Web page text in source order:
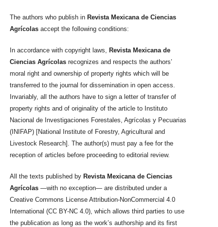
The authors who publish in Revista Mexicana de Ciencias
Agrícolas accept the following conditions:
In accordance with copyright laws, Revista Mexicana de
Ciencias Agrícolas recognizes and respects the authors’
moral right and ownership of property rights which will be
transferred to the journal for dissemination in open access.
Invariably, all the authors have to sign a letter of transfer of
property rights and of originality of the article to Instituto
Nacional de Investigaciones Forestales, Agrícolas y Pecuarias
(INIFAP) [National Institute of Forestry, Agricultural and
Livestock Research]. The author(s) must pay a fee for the
reception of articles before proceeding to editorial review.
All the texts published by Revista Mexicana de Ciencias
Agrícolas —with no exception— are distributed under a
Creative Commons License Attribution-NonCommercial 4.0
International (CC BY-NC 4.0), which allows third parties to use
the publication as long as the work’s authorship and its first